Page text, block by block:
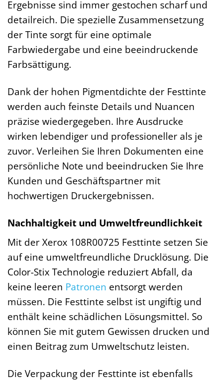
Ergebnisse sind immer gestochen scharf und
detailreich. Die spezielle Zusammensetzung
der Tinte sorgt für eine optimale
Farbwiedergabe und eine beeindruckende
Farbsättigung.
Dank der hohen Pigmentdichte der Festtinte
werden auch feinste Details und Nuancen
präzise wiedergegeben. Ihre Ausdrucke
wirken lebendiger und professioneller als je
zuvor. Verleihen Sie Ihren Dokumenten eine
persönliche Note und beeindrucken Sie Ihre
Kunden und Geschäftspartner mit
hochwertigen Druckergebnissen.
Nachhaltigkeit und Umweltfreundlichkeit
Mit der Xerox 108R00725 Festtinte setzen Sie
auf eine umweltfreundliche Drucklösung. Die
Color-Stix Technologie reduziert Abfall, da
keine leeren Patronen entsorgt werden
müssen. Die Festtinte selbst ist ungiftig und
enthält keine schädlichen Lösungsmittel. So
können Sie mit gutem Gewissen drucken und
einen Beitrag zum Umweltschutz leisten.
Die Verpackung der Festtinte ist ebenfalls